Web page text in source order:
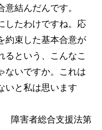
結んだんです。
したわけですね。応
約束した基本合意が
るという、こんなこ
ないですか。これは
いと私は思います
障害者総合支援法第